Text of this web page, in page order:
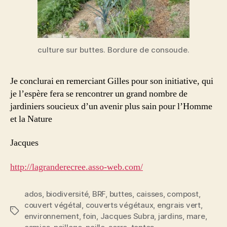
culture sur buttes. Bordure de consoude.
Je conclurai en remerciant Gilles pour son initiative, qui
je l’espère fera se rencontrer un grand nombre de
jardiniers soucieux d’un avenir plus sain pour l’Homme
et la Nature
Jacques
http://lagranderecree.asso-web.com/
Étiquettes
ados biodiversité, BRF buttes caisses, compost,
couvert végétal couverts végétaux, engrais vert,
environnement,foin Jacques Subra jardins mare,